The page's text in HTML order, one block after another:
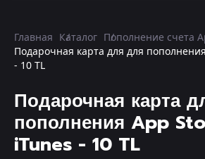
Главная Каталог Пополнение счета
Подарочная карта для для
- 10 TL
Подарочная карта
пополнения App
iTunes - 10 TL